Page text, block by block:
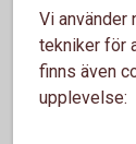
Känslig
Tänk på att:
Kontakta
Vi använder
tekniker för
finns även
upplevelse: